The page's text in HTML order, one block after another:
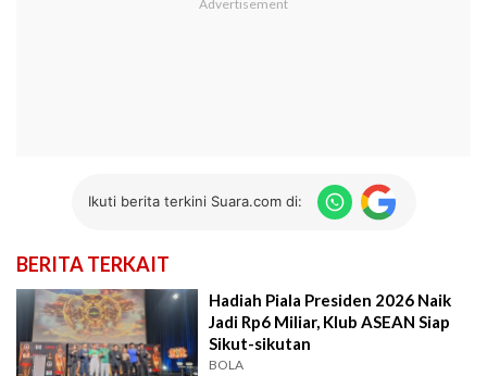
Ikuti berita terkini Suara.com di:
BERITA TERKAIT
Hadiah Piala Presiden 2026 Naik
Jadi Rp6 Miliar, Klub ASEAN Siap
Sikut-sikutan
BOLA